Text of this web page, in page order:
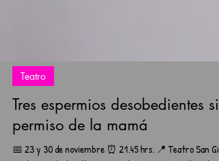
Teatro
Tres espermios desobedientes sin